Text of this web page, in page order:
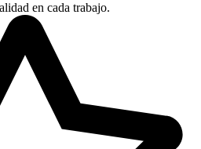
en cada trabajo.